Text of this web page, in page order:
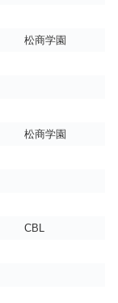
松商学園
松商学園
CBL